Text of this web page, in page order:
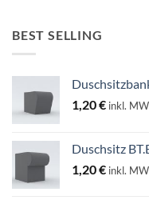
BEST SELLING
1,20€ inkl.
Duschsitz
1,20€ inkl.